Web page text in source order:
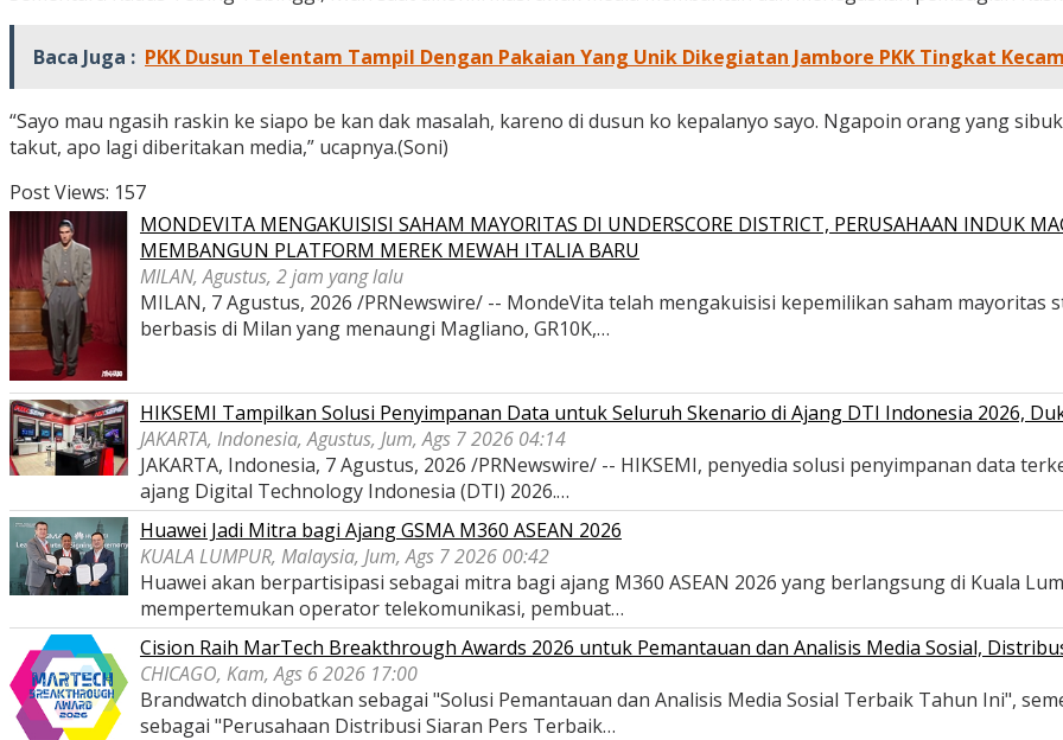
Baca Juga : PKK Dusun Telentam Tampil Dengan Pakaian Yang Unik Dikegiatan Jambore PKK Tingkat
“Sayo mau ngasih raskin ke siapo be kan dak masalah, kareno di dusun ko kepalanyo sayo. Ngapoin orang yang
takut, apo lagi diberitakan media,” ucapnya.(Soni)
Post Views: 157
MONDEVITA MENGAKUISISI SAHAM MAYORITAS DI UNDERSCORE DISTRICT, PERUSAHAAN INDUK
MEMBANGUN PLATFORM MEREK MEWAH ITALIA BARU
MILAN, Agustus, 2 jam yang lalu
MILAN, 7 Agustus, 2026 /PRNewswire/ -- MondeVita telah mengakuisisi kepemilikan saham
berbasis di Milan yang menaungi Magliano, GR10K,…
HIKSEMI Tampilkan Solusi Penyimpanan Data untuk Seluruh Skenario di Ajang DTI Indonesia 2026,
JAKARTA, Indonesia, Agustus, Jum, Ags 7 2026 04:14
JAKARTA, Indonesia, 7 Agustus, 2026 /PRNewswire/ -- HIKSEMI, penyedia solusi penyimpanan data
ajang Digital Technology Indonesia (DTI) 2026.…
Huawei Jadi Mitra bagi Ajang GSMA M360 ASEAN 2026
KUALA LUMPUR, Malaysia, Jum, Ags 7 2026 00:42
Huawei akan berpartisipasi sebagai mitra bagi ajang M360 ASEAN 2026 yang berlangsung di Kuala
mempertemukan operator telekomunikasi, pembuat…
Cision Raih MarTech Breakthrough Awards 2026 untuk Pemantauan dan Analisis Media Sosial,
CHICAGO, Kam, Ags 6 2026 17:00
Brandwatch dinobatkan sebagai "Solusi Pemantauan dan Analisis Media Sosial Terbaik Tahun Ini",
sebagai "Perusahaan Distribusi Siaran Pers Terbaik…